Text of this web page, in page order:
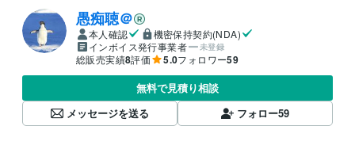
愚痴聴＠
本人確認
機密保持契約(NDA)
インボイス発行事業者
未登録
総販売実績8評価 5.0フォロワー59
無料で見積り相談
メッセージを送る
フォロー59